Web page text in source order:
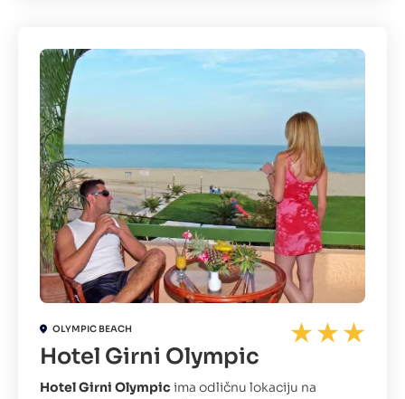
OLYMPIC BEACH
Hotel Girni Olympic
Hotel Girni Olympic ima odličnu lokaciju na